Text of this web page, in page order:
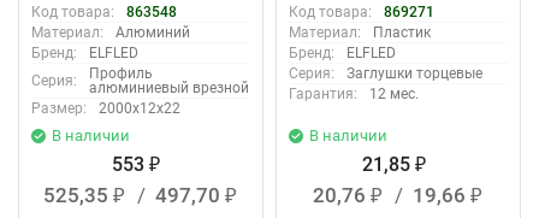
Код товара:
863548
Материал:
Алюминий
Бренд:
ELFLED
Серия:
Профиль
алюминиевый врезной
Размер:
2000х12х22
В наличии
553 ₽
525,35 ₽ / 497,70 ₽
Код товара:
869271
Материал:
Пластик
Бренд:
ELFLED
Серия:
Заглушки торцевые
Гарантия:
12 мес.
В наличии
21,85 ₽
20,76 ₽ / 19,66 ₽